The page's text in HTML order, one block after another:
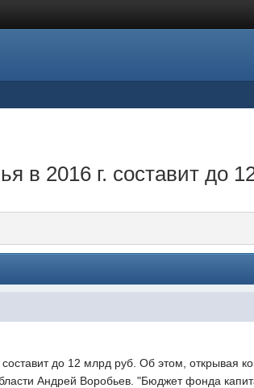
в 2016 г. составит до
до 12 млрд руб. Об этом, открывая
Андрей Воробьев. "Бюджет фонда